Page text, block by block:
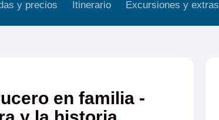
y precios Itinerario Excursiones y extras
en familia -